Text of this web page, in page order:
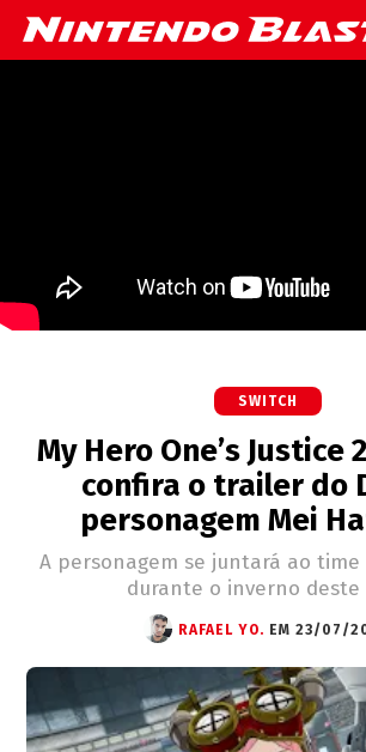
SWITCH
My Hero One’s Justice
confira o trailer do
personagem Mei
A personagem se juntará ao time
durante o inverno deste
RAFAEL YO. EM 23/07/